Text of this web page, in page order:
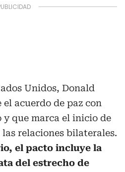
Unidos, Donald
acuerdo de paz con
y que marca el inicio de
relaciones bilaterales.
el pacto incluye la
del estrecho de